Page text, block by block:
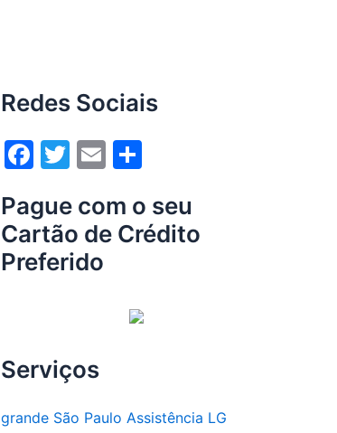
Redes Sociais
F
c
e
b
k
T
itt
er
E
ai
l
ar
e
Pague com o seu
Cartão de Crédito
Preferido
Serviços
grande São Paulo Assistência LG